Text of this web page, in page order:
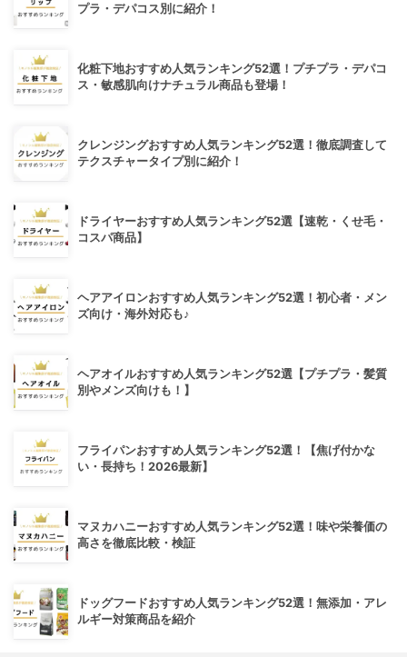
プラ・デパコス別に紹介！
化粧下地おすすめ人気ランキング52選！プチプラ・デパコ
ス・敏感肌向けナチュラル商品も登場！
クレンジングおすすめ人気ランキング52選！徹底調査して
テクスチャータイプ別に紹介！
ドライヤーおすすめ人気ランキング52選【速乾・くせ毛・
コスパ商品】
ヘアアイロンおすすめ人気ランキング52選！初心者・メン
ズ向け・海外対応も♪
ヘアオイルおすすめ人気ランキング52選【プチプラ・髪質
別やメンズ向けも！】
フライパンおすすめ人気ランキング52選！【焦げ付かな
い・長持ち！2026最新】
マヌカハニーおすすめ人気ランキング52選！味や栄養価の
高さを徹底比較・検証
ドッグフードおすすめ人気ランキング52選！無添加・アレ
ルギー対策商品を紹介